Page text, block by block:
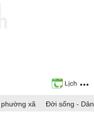
xã Đời sống -